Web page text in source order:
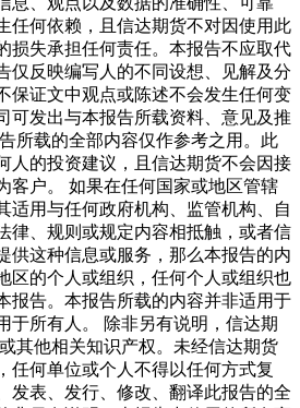
任何依赖，且信达期货不对因使用此
损失承担任何责任。本报告不应取代
仅反映编写人的不同设想、见解及分
保证文中观点或陈述不会发生任何变
可发出与本报告所载资料、意见及推
所载的全部内容仅作参考之用。此
人的投资建议，且信达期货不会因接
客户。 如果在任何国家或地区管辖
适用与任何政府机构、监管机构、自
律、规则或规定内容相抵触，或者信
供这种信息或服务，那么本报告的内
区的个人或组织，任何个人或组织也
报告。本报告所载的内容并非适用于
于所有人。 除非另有说明，信达期
其他相关知识产权。未经信达期货
任何单位或个人不得以任何方式复
发表、发行、修改、翻译此报告的全